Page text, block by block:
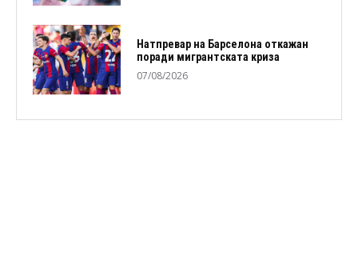
Натпревар на Барселона откажан
поради мигрантската криза
07/08/2026